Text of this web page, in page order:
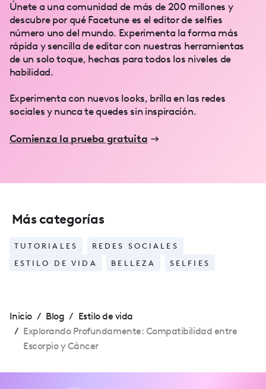
Únete a una comunidad de más de 200 millones y
descubre por qué Facetune es el editor de selfies
número uno del mundo. Experimenta la forma más
rápida y sencilla de editar con nuestras herramientas
de un solo toque, hechas para todos los niveles de
habilidad.
Experimenta con nuevos looks, brilla en las redes
sociales y nunca te quedes sin inspiración.
Comienza la prueba gratuita
Más categorías
TUTORIALES
REDES SOCIALES
ESTILO DE VIDA
BELLEZA SELFIES
Inicio / Blog / Estilo de vida
/ Explorando Profundamente: Compatibilidad entre
Escorpio y Cáncer